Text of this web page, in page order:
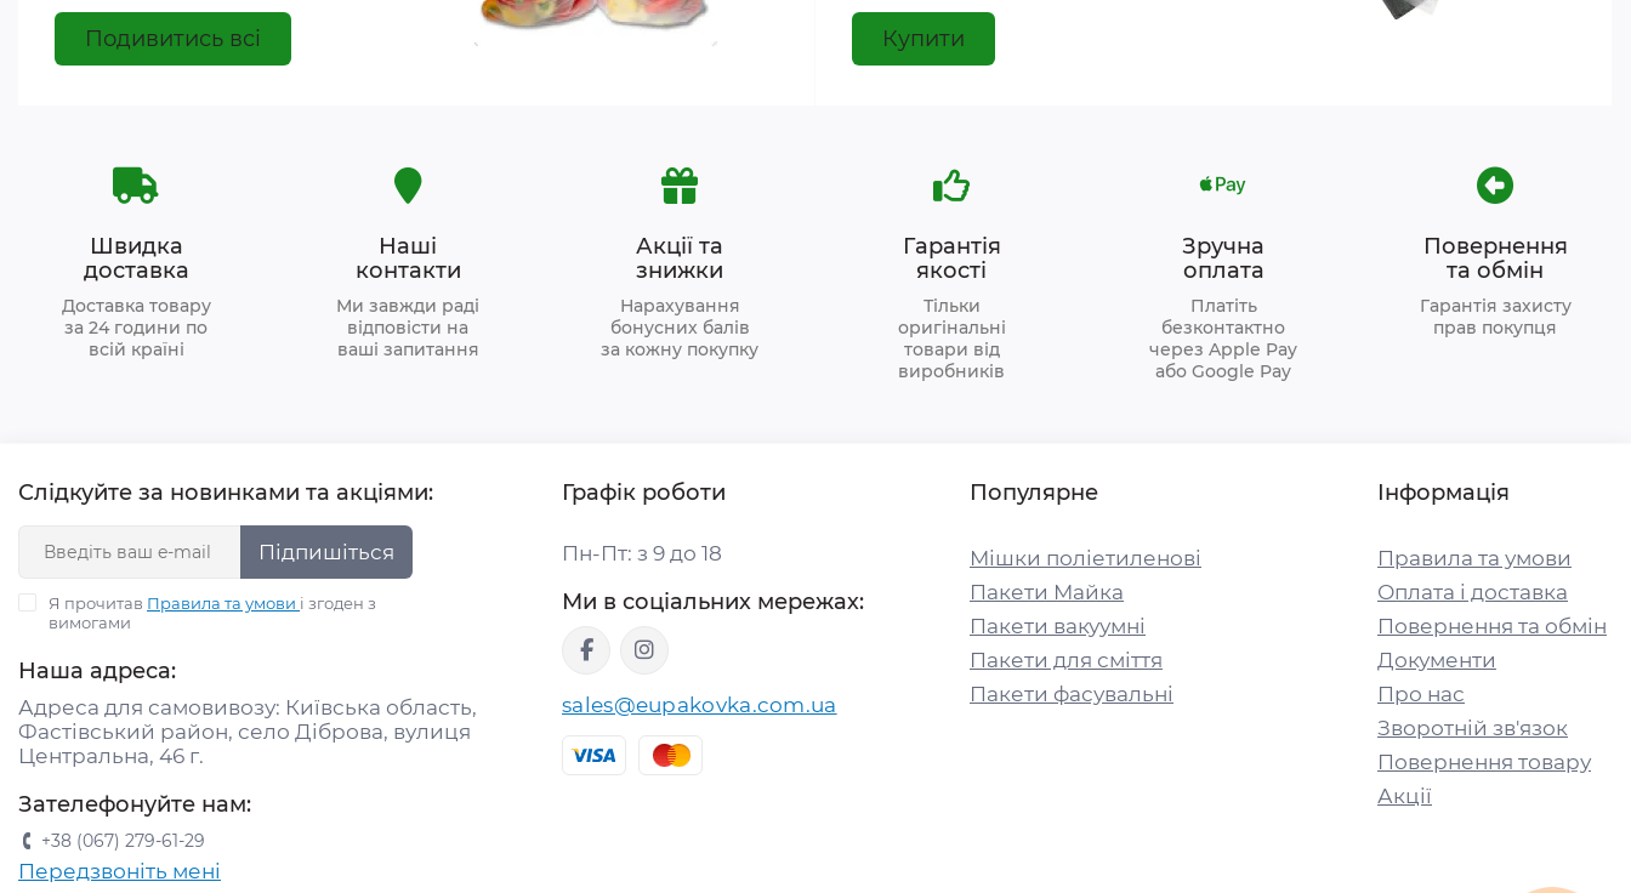
Подивитись всі Купити
Швидка
доставка
Доставка товару
за 24 години по
всій країні
Наші
контакти
Ми завжди раді
відповісти на
ваші запитання
Акції та
знижки
Нарахування
бонусних балів
за кожну покупку
Гарантія
якості
Тільки
оригінальні
товари від
виробників
Зручна
оплата
Платіть
безконтактно
через Apple Pay
або Google Pay
Повернення
та обмін
Гарантія захисту
прав покупця
Слідкуйте за новинками та акціями:
Підпишіться
Я прочитав Правила та умови і згоден з
вимогами
Наша адреса:
Адреса для самовивозу: Київська область,
Фастівський район, село Діброва, вулиця
Центральна, 46 г.
Зателефонуйте нам:
+38 (067) 279-61-29
Передзвоніть мені
Графік роботи
Пн-Пт: з 9 до 18
Ми в соціальних мережах:
sales@eupakovka.com.ua
Популярне
Мішки поліетиленові
Пакети Майка
Пакети вакуумні
Пакети для сміття
Пакети фасувальні
Інформація
Правила та умови
Оплата і доставка
Повернення та обмін
Документи
Про нас
Зворотній зв'язок
Повернення товару
Акції